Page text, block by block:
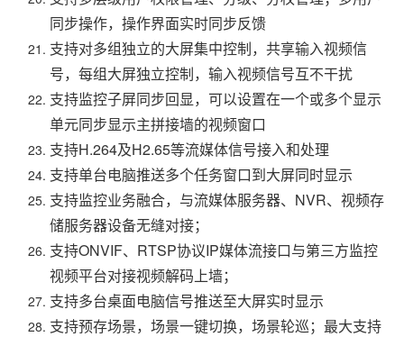
同步操作，操作界面实时同步反馈
支持对多组独立的大屏集中控制，共享输入视频信
号，每组大屏独立控制，输入视频信号互不干扰
支持监控子屏同步回显，可以设置在一个或多个显示
单元同步显示主拼接墙的视频窗口
支持H.264及H2.65等流媒体信号接入和处理
支持单台电脑推送多个任务窗口到大屏同时显示
支持监控业务融合，与流媒体服务器、NVR、视频存
储服务器设备无缝对接；
支持ONVIF、RTSP协议IP媒体流接口与第三方监控
视频平台对接视频解码上墙；
支持多台桌面电脑信号推送至大屏实时显示
支持预存场景，场景一键切换，场景轮巡；最大支持